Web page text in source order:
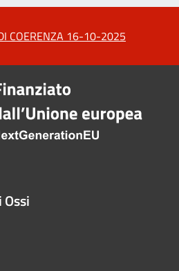
COERENZA 16-10-2025